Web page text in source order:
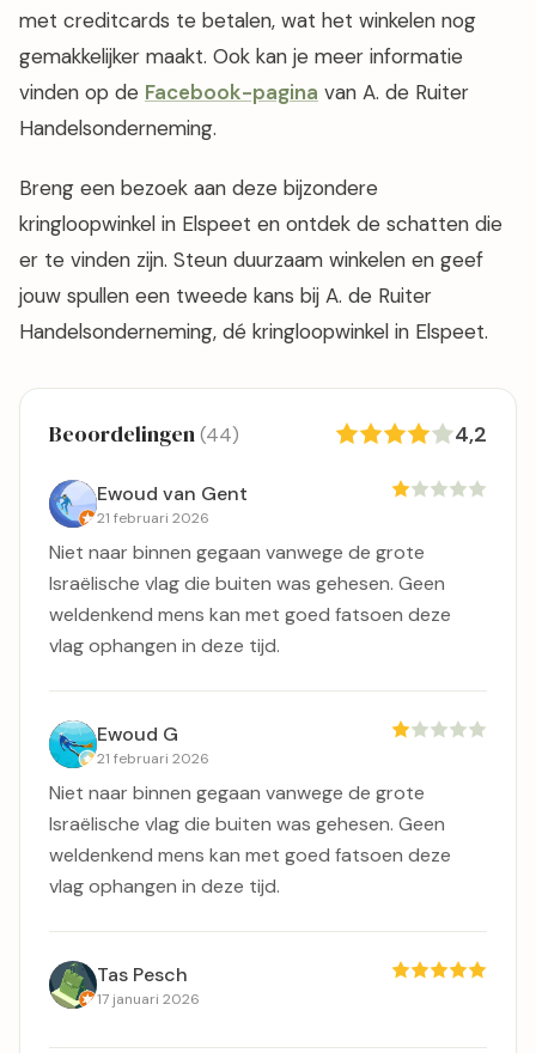
met creditcards te betalen, wat het winkelen nog
gemakkelijker maakt. Ook kan je meer informatie
vinden op de Facebook-pagina van A. de Ruiter
Handelsonderneming.
Breng een bezoek aan deze bijzondere
kringloopwinkel in Elspeet en ontdek de schatten die
er te vinden zijn. Steun duurzaam winkelen en geef
jouw spullen een tweede kans bij A. de Ruiter
Handelsonderneming, dé kringloopwinkel in Elspeet.
Beoordelingen(44) 4,2
Ewoud van Gent
21 februari 2026
Niet naar binnen gegaan vanwege de grote
Israëlische vlag die buiten was gehesen. Geen
weldenkend mens kan met goed fatsoen deze
vlag ophangen in deze tijd.
Ewoud G
21 februari 2026
Niet naar binnen gegaan vanwege de grote
Israëlische vlag die buiten was gehesen. Geen
weldenkend mens kan met goed fatsoen deze
vlag ophangen in deze tijd.
Tas Pesch
17 januari 2026